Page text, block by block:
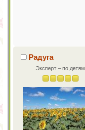
Радуга
Эксперт – по детям